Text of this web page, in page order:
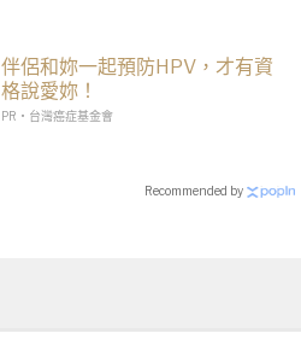
伴侶和妳一起預防HPV，才有資
格說愛妳！
PR・台灣癌症基金會
Recommended by